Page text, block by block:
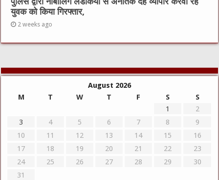
युवक को किया गिरफ्तार,
2 weeks ago
August 2026
M
T W T F S
S
1
2
3
4 5 6 7 8
9
10
11 12 13 14 15
16
17
18 19 20 21 22
23
24
25 26 27 28 29
30
31